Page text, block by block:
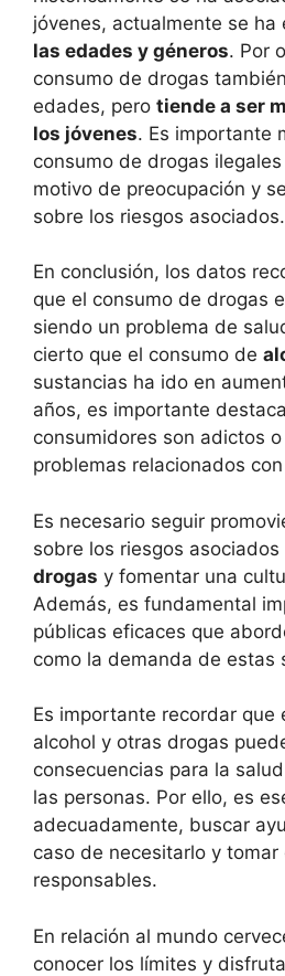
jóvenes, actualmente se ha
las edades y géneros. Por
consumo de drogas
edades, pero tiende a ser
los jóvenes. Es importante
consumo de drogas
motivo de preocupación y
sobre los riesgos asociados.
En conclusión, los datos
que el consumo de drogas
siendo un problema de
cierto que el consumo de
sustancias ha ido en
años, es importante
consumidores son adictos
problemas relacionados
Es necesario seguir
sobre los riesgos
drogas y fomentar una
Además, es fundamental
públicas eficaces que
como la demanda de estas
Es importante recordar que
alcohol y otras drogas
consecuencias para la
las personas. Por ello, es
adecuadamente, buscar
caso de necesitarlo y tomar
responsables.
En relación al mundo
conocer los límites y